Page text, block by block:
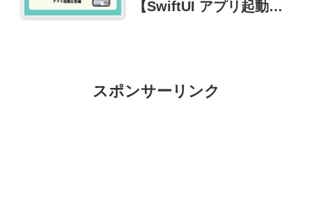
【SwiftUI アプリ起動広
スポンサーリンク